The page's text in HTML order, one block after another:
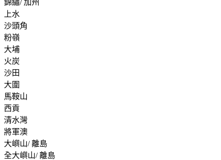
錦繡/ 加州
上水
沙頭角
粉嶺
大埔
火炭
沙田
大圍
馬鞍山
西貢
清水灣
將軍澳
大嶼山/ 離島
全大嶼山/ 離島